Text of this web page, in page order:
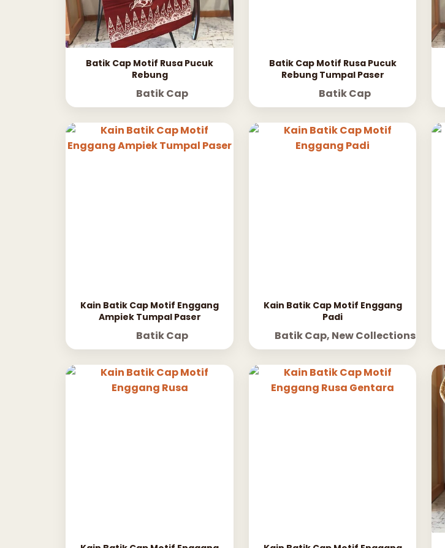
Batik Cap Motif Rusa Pucuk
Rebung
Batik Cap
Batik Cap Motif Rusa Pucuk
Rebung Tumpal Paser
Batik Cap
Kain Batik Cap Motif Enggang
Ampiek Tumpal Paser
Batik Cap
Kain Batik Cap Motif Enggang
Padi
Batik Cap, New Collections